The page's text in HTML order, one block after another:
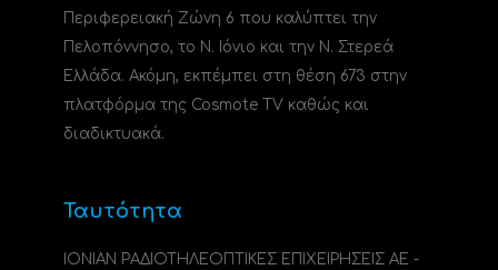
Περιφερειακή Ζώνη 6 που καλύπτει την
Πελοπόννησο, το N. Ιόνιο και την Ν. Στερεά
Ελλάδα. Ακόμη, εκπέμπει στη θέση 673 στην
πλατφόρμα της Cosmote TV καθώς και
διαδικτυακά.
Ταυτότητα
ΙΟΝΙΑΝ ΡΑΔΙΟΤΗΛΕΟΠΤΙΚΕΣ ΕΠΙΧΕΙΡΗΣΕΙΣ ΑΕ -